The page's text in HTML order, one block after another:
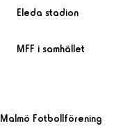
Eleda stadion
MFF i samhället
Malmö Fotbollförening